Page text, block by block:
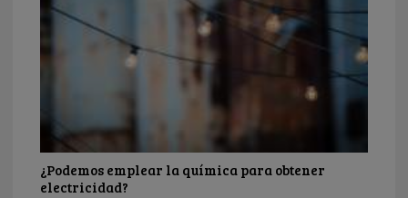
¿Podemos emplear la química para obtener
electricidad?